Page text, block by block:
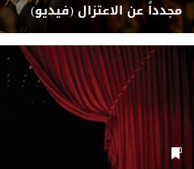
مجدداً عن الاعتزال (فيديو)